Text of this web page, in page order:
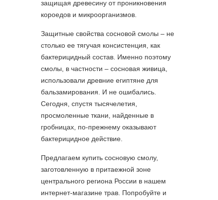
защищая древесину от проникновения
короедов и микроорганизмов.
Защитные свойства сосновой смолы – не
столько ее тягучая консистенция, как
бактерицидный состав. Именно поэтому
смолы, в частности – сосновая живица,
использовали древние египтяне для
бальзамирования. И не ошибались.
Сегодня, спустя тысячелетия,
просмоленные ткани, найденные в
гробницах, по-прежнему оказывают
бактерицидное действие.
Предлагаем купить сосновую смолу,
заготовленную в притаежной зоне
центрального региона России в нашем
интернет-магазине трав. Попробуйте и